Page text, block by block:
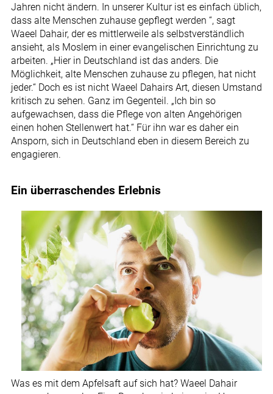
Jahren nicht ändern. In unserer Kultur ist es einfach üblich,
dass alte Menschen zuhause gepflegt werden “, sagt
Waeel Dahair, der es mittlerweile als selbstverständlich
ansieht, als Moslem in einer evangelischen Einrichtung zu
arbeiten. „Hier in Deutschland ist das anders. Die
Möglichkeit, alte Menschen zuhause zu pflegen, hat nicht
jeder.“ Doch es ist nicht Waeel Dahairs Art, diesen Umstand
kritisch zu sehen. Ganz im Gegenteil. „Ich bin so
aufgewachsen, dass die Pflege von alten Angehörigen
einen hohen Stellenwert hat.“ Für ihn war es daher ein
Ansporn, sich in Deutschland eben in diesem Bereich zu
engagieren.
Ein überraschendes Erlebnis
Was es mit dem Apfelsaft auf sich hat? Waeel Dahair